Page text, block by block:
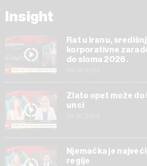
Insight
Rat u Iranu,
korporativne
do sloma 2026.
Zlato opet može
unci
Njemačka je
regije